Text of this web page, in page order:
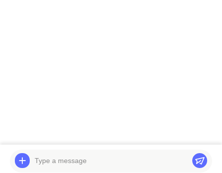
© 2026 Weifang Mension Machinery Technology Co., Ltd.. All Rights